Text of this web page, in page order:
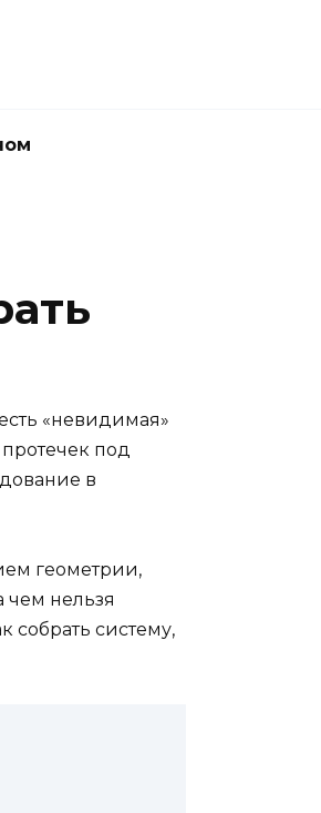
«невидимая»
протечек под
в
геометрии,
чем нельзя
собрать систему,